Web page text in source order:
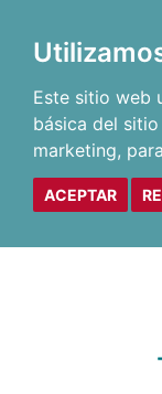
Este sitio web
básica del
marketing,
ACEPTAR